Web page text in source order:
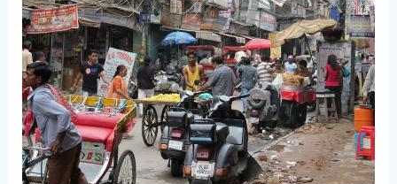
seguro
para
viajar?
2023-
2024